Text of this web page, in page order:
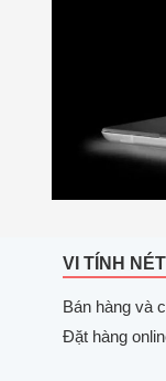
VI TÍNH NÉT
Bán hàng và
Đặt hàng